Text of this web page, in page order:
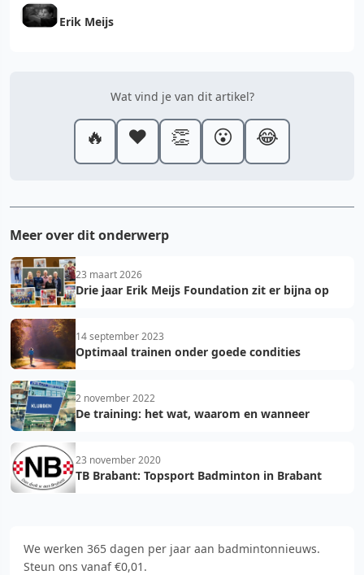
Erik Meijs
Wat vind je van dit artikel?
🔥 ❤️ 👏 😮 😂
Meer over dit onderwerp
23 maart 2026
Drie jaar Erik Meijs Foundation zit er bijna op
14 september 2023
Optimaal trainen onder goede condities
2 november 2022
De training: het wat, waarom en wanneer
23 november 2020
TB Brabant: Topsport Badminton in Brabant
We werken 365 dagen per jaar aan badmintonnieuws.
Steun ons vanaf €0,01.